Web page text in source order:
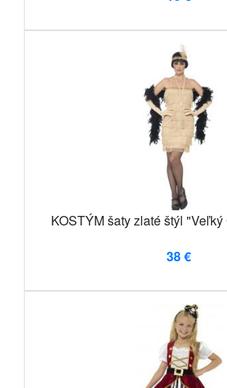
KOSTÝM šaty zlaté štýl
38 €